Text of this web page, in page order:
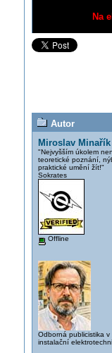
Na
Autor
Miroslav Minařík
"Nejvyšším úkolem
teoretické poznání,
praktické umění žít!"
Sokrates
Offline
Odborná publicistika v
instalační